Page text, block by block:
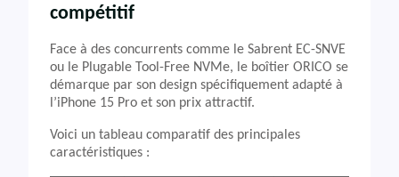
compétitif
Face à des concurrents comme le Sabrent EC-SNVE
ou le Plugable Tool-Free NVMe, le boîtier ORICO se
démarque par son design spécifiquement adapté à
l’iPhone 15 Pro et son prix attractif.
Voici un tableau comparatif des principales
caractéristiques :